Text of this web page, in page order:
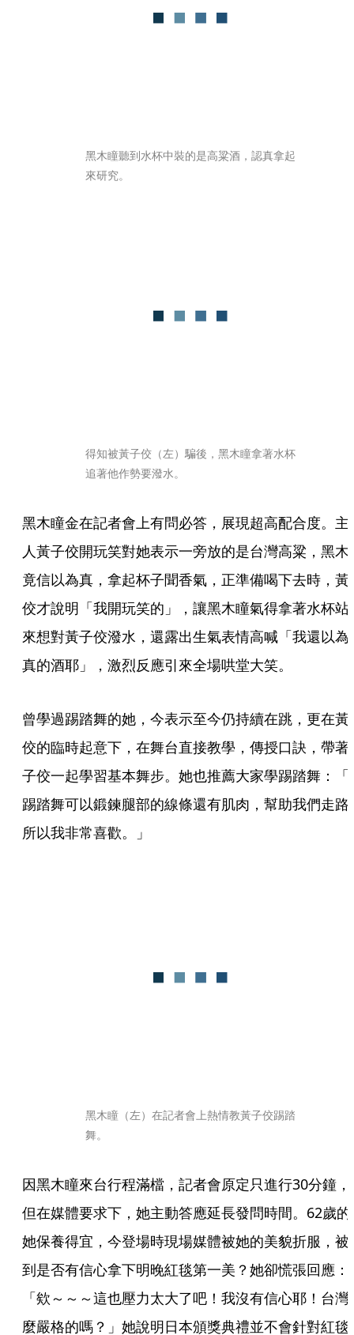
黑木瞳聽到水杯中裝的是高粱酒，認真拿起
來研究。
得知被黃子佼（左）騙後，黑木瞳拿著水杯
追著他作勢要潑水。
黑木瞳金在記者會上有問必答，展現超高配合度。主
人黃子佼開玩笑對她表示一旁放的是台灣高粱，黑木
竟信以為真，拿起杯子聞香氣，正準備喝下去時，黃
佼才說明「我開玩笑的」，讓黑木瞳氣得拿著水杯站
來想對黃子佼潑水，還露出生氣表情高喊「我還以為
真的酒耶」，激烈反應引來全場哄堂大笑。
曾學過踢踏舞的她，今表示至今仍持續在跳，更在黃
佼的臨時起意下，在舞台直接教學，傳授口訣，帶著
子佼一起學習基本舞步。她也推薦大家學踢踏舞：「
踢踏舞可以鍛鍊腿部的線條還有肌肉，幫助我們走路
所以我非常喜歡。」
黑木瞳（左）在記者會上熱情教黃子佼踢踏
舞。
因黑木瞳來台行程滿檔，記者會原定只進行30分鐘，
但在媒體要求下，她主動答應延長發問時間。62歲的
她保養得宜，今登場時現場媒體被她的美貌折服，被
到是否有信心拿下明晚紅毯第一美？她卻慌張回應：
「欸～～～這也壓力太大了吧！我沒有信心耶！台灣
麼嚴格的嗎？」她說明日本頒獎典禮並不會針對紅毯